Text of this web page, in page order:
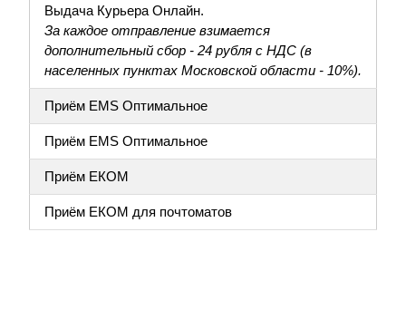
Выдача Курьера Онлайн.
За каждое отправление взимается
дополнительный сбор - 24 рубля с НДС (в
населенных пунктах Московской области - 10%).
Приём EMS Оптимальное
Приём EMS Оптимальное
Приём ЕКОМ
Приём ЕКОМ для почтоматов